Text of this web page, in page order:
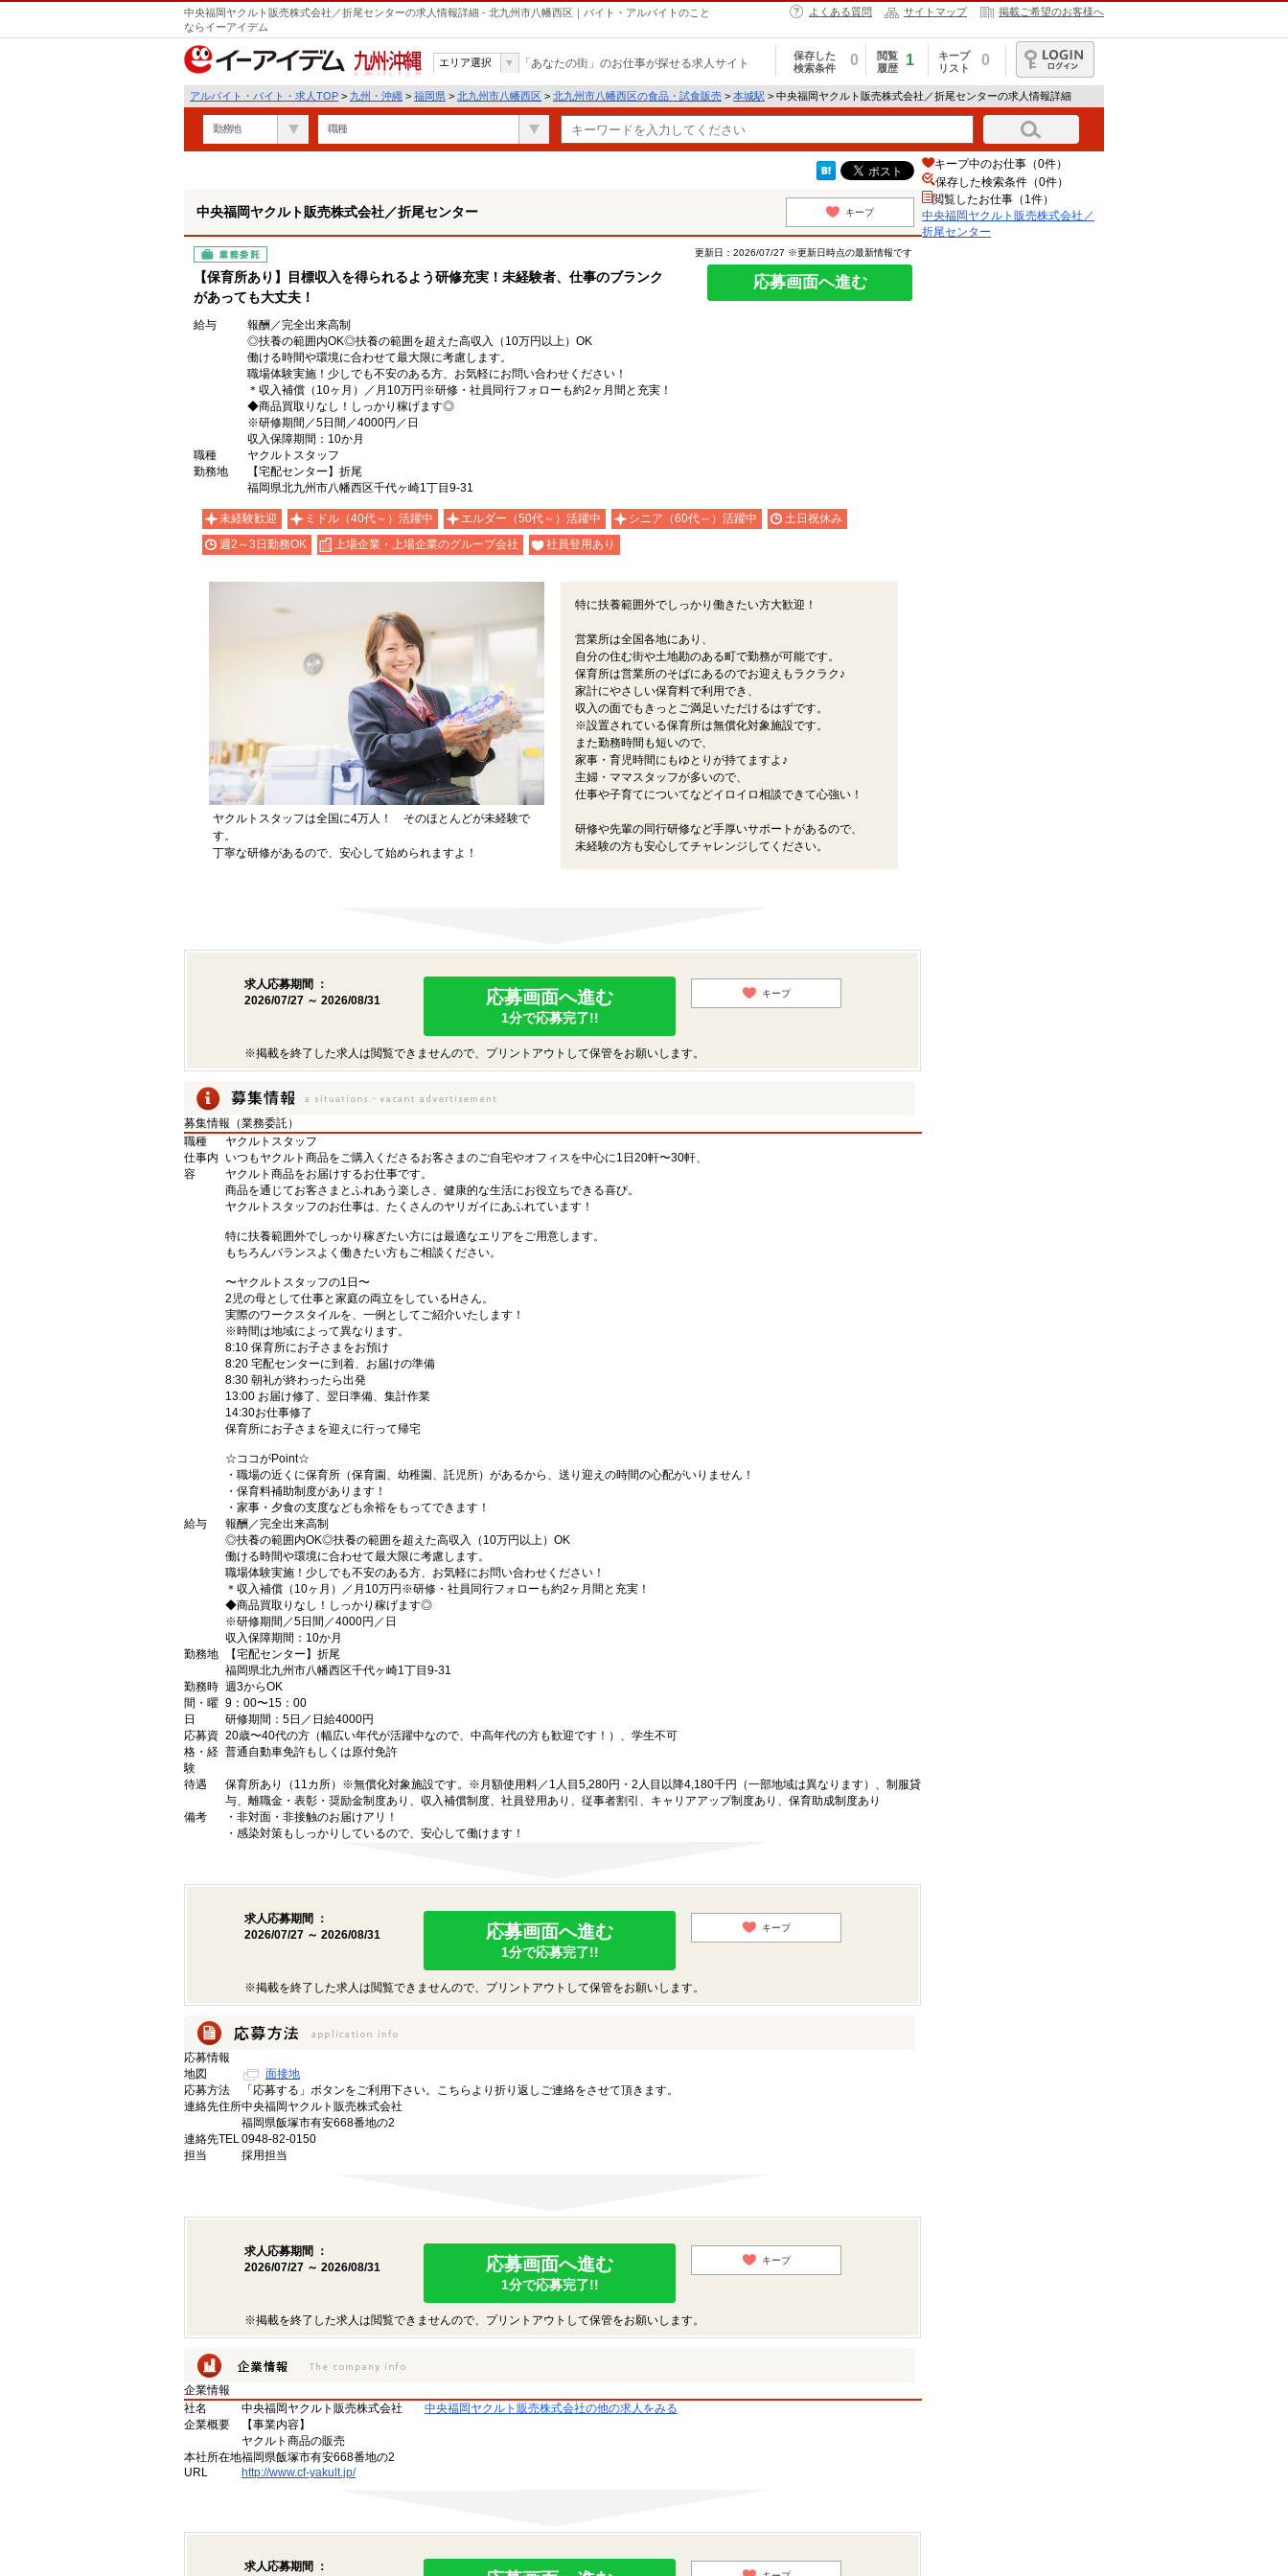
中央福岡ヤクルト販売株式会社／折尾センターの求人情報詳細 - 北九州市八幡西区｜バイト・アルバイトのこと
ならイーアイデム
よくある質問 サイトマップ 掲載ご希望のお客様へ
九州・沖縄
エリア選択 「あなたの街」のお仕事が探せる求人サイト
保存した
検索条件
0
閲覧
履歴
1
キープ
リスト
0
ログイン
アルバイト・バイト・求人TOP > 九州・沖縄 > 福岡県 > 北九州市八幡西区 > 北九州市八幡西区の食品・試食販売 > 本城駅 > 中央福岡ヤクルト販売株式会社／折尾センターの求人情報詳細
勤務地 職種
中央福岡ヤクルト販売株式会社／折尾センター キープ
業務委託
【保育所あり】目標収入を得られるよう研修充実！未経験者、仕事のブランク
があっても大丈夫！
更新日：2026/07/27 ※更新日時点の最新情報です
応募画面へ進む
給与
報酬／完全出来高制
◎扶養の範囲内OK◎扶養の範囲を超えた高収入（10万円以上）OK
働ける時間や環境に合わせて最大限に考慮します。
職場体験実施！少しでも不安のある方、お気軽にお問い合わせください！
＊収入補償（10ヶ月）／月10万円※研修・社員同行フォローも約2ヶ月間と充実！
◆商品買取りなし！しっかり稼げます◎
※研修期間／5日間／4000円／日
収入保障期間：10か月
職種
ヤクルトスタッフ
勤務地
【宅配センター】折尾
福岡県北九州市八幡西区千代ヶ崎1丁目9-31
未経験歓迎 ミドル（40代～）活躍中 エルダー（50代～）活躍中 シニア（60代～）活躍中
土日祝休み
週2～3日勤務OK
上場企業・上場企業のグループ会社 社員登用あり
ヤクルトスタッフは全国に4万人！ そのほとんどが未経験で
す。
丁寧な研修があるので、安心して始められますよ！
特に扶養範囲外でしっかり働きたい方大歓迎！
営業所は全国各地にあり、
自分の住む街や土地勘のある町で勤務が可能です。
保育所は営業所のそばにあるのでお迎えもラクラク♪
家計にやさしい保育料で利用でき、
収入の面でもきっとご満足いただけるはずです。
※設置されている保育所は無償化対象施設です。
また勤務時間も短いので、
家事・育児時間にもゆとりが持てますよ♪
主婦・ママスタッフが多いので、
仕事や子育てについてなどイロイロ相談できて心強い！
研修や先輩の同行研修など手厚いサポートがあるので、
未経験の方も安心してチャレンジしてください。
求人応募期間 ：
2026/07/27 ～ 2026/08/31
応募画面へ進む
1分で応募完了!!
キープ
※掲載を終了した求人は閲覧できませんので、プリントアウトして保管をお願いします。
募集情報（業務委託）
職種
ヤクルトスタッフ
仕事内
容
いつもヤクルト商品をご購入くださるお客さまのご自宅やオフィスを中心に1日20軒〜30軒、
ヤクルト商品をお届けするお仕事です。
商品を通じてお客さまとふれあう楽しさ、健康的な生活にお役立ちできる喜び。
ヤクルトスタッフのお仕事は、たくさんのヤリガイにあふれています！
特に扶養範囲外でしっかり稼ぎたい方には最適なエリアをご用意します。
もちろんバランスよく働きたい方もご相談ください。
〜ヤクルトスタッフの1日〜
2児の母として仕事と家庭の両立をしているHさん。
実際のワークスタイルを、一例としてご紹介いたします！
※時間は地域によって異なります。
8:10 保育所にお子さまをお預け
8:20 宅配センターに到着、お届けの準備
8:30 朝礼が終わったら出発
13:00 お届け修了、翌日準備、集計作業
14:30お仕事修了
保育所にお子さまを迎えに行って帰宅
☆ココがPoint☆
・職場の近くに保育所（保育園、幼稚園、託児所）があるから、送り迎えの時間の心配がいりません！
・保育料補助制度があります！
・家事・夕食の支度なども余裕をもってできます！
給与
報酬／完全出来高制
◎扶養の範囲内OK◎扶養の範囲を超えた高収入（10万円以上）OK
働ける時間や環境に合わせて最大限に考慮します。
職場体験実施！少しでも不安のある方、お気軽にお問い合わせください！
＊収入補償（10ヶ月）／月10万円※研修・社員同行フォローも約2ヶ月間と充実！
◆商品買取りなし！しっかり稼げます◎
※研修期間／5日間／4000円／日
収入保障期間：10か月
勤務地
【宅配センター】折尾
福岡県北九州市八幡西区千代ヶ崎1丁目9-31
勤務時
間・曜
日
週3からOK
9：00〜15：00
研修期間：5日／日給4000円
応募資
格・経
験
20歳〜40代の方（幅広い年代が活躍中なので、中高年代の方も歓迎です！）、学生不可
普通自動車免許もしくは原付免許
待遇
保育所あり（11カ所）※無償化対象施設です。※月額使用料／1人目5,280円・2人目以降4,180千円（一部地域は異なります）、制服貸
与、離職金・表彰・奨励金制度あり、収入補償制度、社員登用あり、従事者割引、キャリアアップ制度あり、保育助成制度あり
備考
・非対面・非接触のお届けアリ！
・感染対策もしっかりしているので、安心して働けます！
求人応募期間 ：
2026/07/27 ～ 2026/08/31
応募画面へ進む
1分で応募完了!!
キープ
※掲載を終了した求人は閲覧できませんので、プリントアウトして保管をお願いします。
応募情報
地図
面接地
応募方法
「応募する」ボタンをご利用下さい。こちらより折り返しご連絡をさせて頂きます。
連絡先住所中央福岡ヤクルト販売株式会社
福岡県飯塚市有安668番地の2
連絡先TEL0948-82-0150
担当
採用担当
求人応募期間 ：
2026/07/27 ～ 2026/08/31
応募画面へ進む
1分で応募完了!!
キープ
※掲載を終了した求人は閲覧できませんので、プリントアウトして保管をお願いします。
企業情報
社名
中央福岡ヤクルト販売株式会社
中央福岡ヤクルト販売株式会社の他の求人をみる
企業概要
【事業内容】
ヤクルト商品の販売
本社所在地福岡県飯塚市有安668番地の2
URL
http://www.cf-yakult.jp/
求人応募期間 ：
キープ中のお仕事（0件）
保存した検索条件（0件）
閲覧したお仕事（1件）
中央福岡ヤクルト販売株式会社／
折尾センター